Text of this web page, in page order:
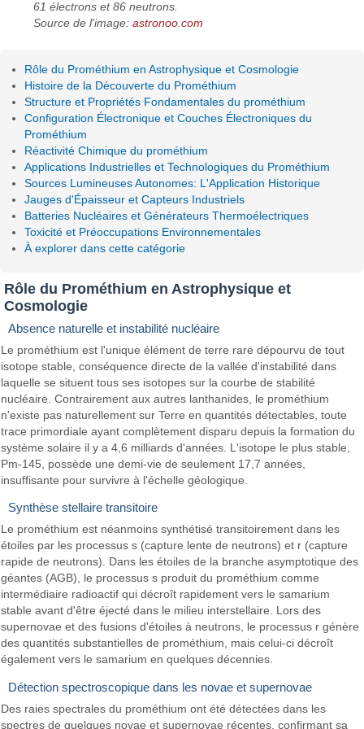
61 électrons et 86 neutrons.
Source de l'image:astronoo.com
Rôle du Prométhium en Astrophysique et Cosmologie
Histoire de la Découverte du Prométhium
Structure et Propriétés Fondamentales du prométhium
Configuration Électronique et Couches Électroniques du
Prométhium
Réactivité Chimique du prométhium
Applications Industrielles et Technologiques du Prométhium
Sources Lumineuses Autonomes: L'Application Historique
Jauges d'Épaisseur et Capteurs Industriels
Batteries Nucléaires et Générateurs Thermoélectriques
Toxicité et Préoccupations Environnementales
À explorer dans cette catégorie
Rôle du Prométhium en Astrophysique et
Cosmologie
Absence naturelle et instabilité nucléaire
Le prométhium est l'unique élément de terre rare dépourvu de tout
isotope stable, conséquence directe de la vallée d'instabilité dans
laquelle se situent tous ses isotopes sur la courbe de stabilité
nucléaire. Contrairement aux autres lanthanides, le prométhium
n'existe pas naturellement sur Terre en quantités détectables, toute
trace primordiale ayant complètement disparu depuis la formation du
système solaire il y a 4,6 milliards d'années. L'isotope le plus stable,
Pm-145, possède une demi-vie de seulement 17,7 années,
insuffisante pour survivre à l'échelle géologique.
Synthèse stellaire transitoire
Le prométhium est néanmoins synthétisé transitoirement dans les
étoiles par les processus s (capture lente de neutrons) et r (capture
rapide de neutrons). Dans les étoiles de la branche asymptotique des
géantes (AGB), le processus s produit du prométhium comme
intermédiaire radioactif qui décroît rapidement vers le samarium
stable avant d'être éjecté dans le milieu interstellaire. Lors des
supernovae et des fusions d'étoiles à neutrons, le processus r génère
des quantités substantielles de prométhium, mais celui-ci décroît
également vers le samarium en quelques décennies.
Détection spectroscopique dans les novae et supernovae
Des raies spectrales du prométhium ont été détectées dans les
spectres de quelques novae et supernovae récentes, confirmant sa